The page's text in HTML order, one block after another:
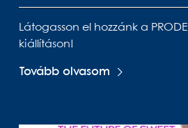
Látogasson el hozzánk a
kiállításon!
Tovább olvasom